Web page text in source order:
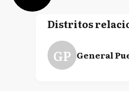
Distritos
GP General